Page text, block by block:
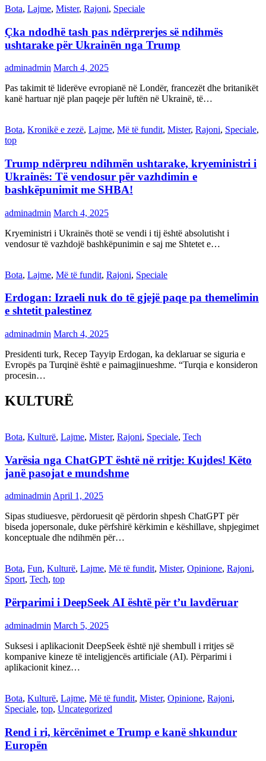
Bota, Lajme, Mister, Rajoni, Speciale
Çka ndodhë tash pas ndërprerjes së ndihmës
ushtarake për Ukrainën nga Trump
adminadmin March 4, 2025
Pas takimit të liderëve evropianë në Londër, francezët dhe britanikët
kanë hartuar një plan paqeje për luftën në Ukrainë, të…
Bota, Kronikë e zezë, Lajme, Më të fundit, Mister, Rajoni, Speciale,
top
Trump ndërpreu ndihmën ushtarake, kryeministri i
Ukrainës: Të vendosur për vazhdimin e
bashkëpunimit me SHBA!
adminadmin March 4, 2025
Kryeministri i Ukrainës thotë se vendi i tij është absolutisht i
vendosur të vazhdojë bashkëpunimin e saj me Shtetet e…
Bota, Lajme, Më të fundit, Rajoni, Speciale
Erdogan: Izraeli nuk do të gjejë paqe pa themelimin
e shtetit palestinez
adminadmin March 4, 2025
Presidenti turk, Recep Tayyip Erdogan, ka deklaruar se siguria e
Evropës pa Turqinë është e paimagjinueshme. “Turqia e konsideron
procesin…
KULTURË
Bota, Kulturë, Lajme, Mister, Rajoni, Speciale, Tech
Varësia nga ChatGPT është në rritje: Kujdes! Këto
janë pasojat e mundshme
adminadmin April 1, 2025
Sipas studiuesve, përdoruesit që përdorin shpesh ChatGPT për
biseda jopersonale, duke përfshirë kërkimin e këshillave, shpjegimet
konceptuale dhe ndihmën për…
Bota, Fun, Kulturë, Lajme, Më të fundit, Mister, Opinione, Rajoni,
Sport, Tech, top
Përparimi i DeepSeek AI është për t’u lavdëruar
adminadmin March 5, 2025
Suksesi i aplikacionit DeepSeek është një shembull i rritjes së
kompanive kineze të inteligjencës artificiale (AI). Përparimi i
aplikacionit kinez…
Bota, Kulturë, Lajme, Më të fundit, Mister, Opinione, Rajoni,
Speciale, top, Uncategorized
Rend i ri, kërcënimet e Trump e kanë shkundur
Europën